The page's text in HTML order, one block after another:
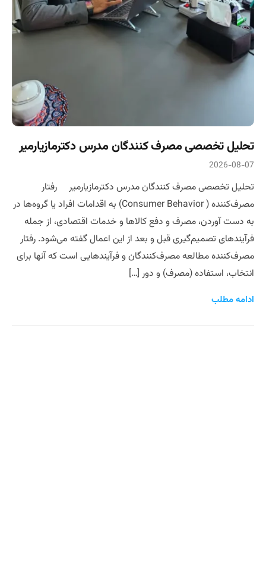
تحلیل تخصصی مصرف کنندگان مدرس دکترمازیارمیر
2026-08-07
تحلیل تخصصی مصرف کنندگان مدرس دکترمازیارمیر رفتار
مصرف‌کننده ( Consumer Behavior) به اقدامات افراد یا گروه‌ها در
به دست آوردن، مصرف و دفع کالاها و خدمات اقتصادی، از جمله
فرآیندهای تصمیم‌گیری قبل و بعد از این اعمال گفته می‌شود. رفتار
مصرف‌کننده مطالعه مصرف‌کنندگان و فرآیندهایی است که آنها برای
انتخاب، استفاده (مصرف) و دور […]
ادامه مطلب